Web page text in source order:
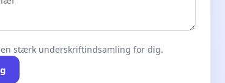
stærk underskriftindsamling for dig.